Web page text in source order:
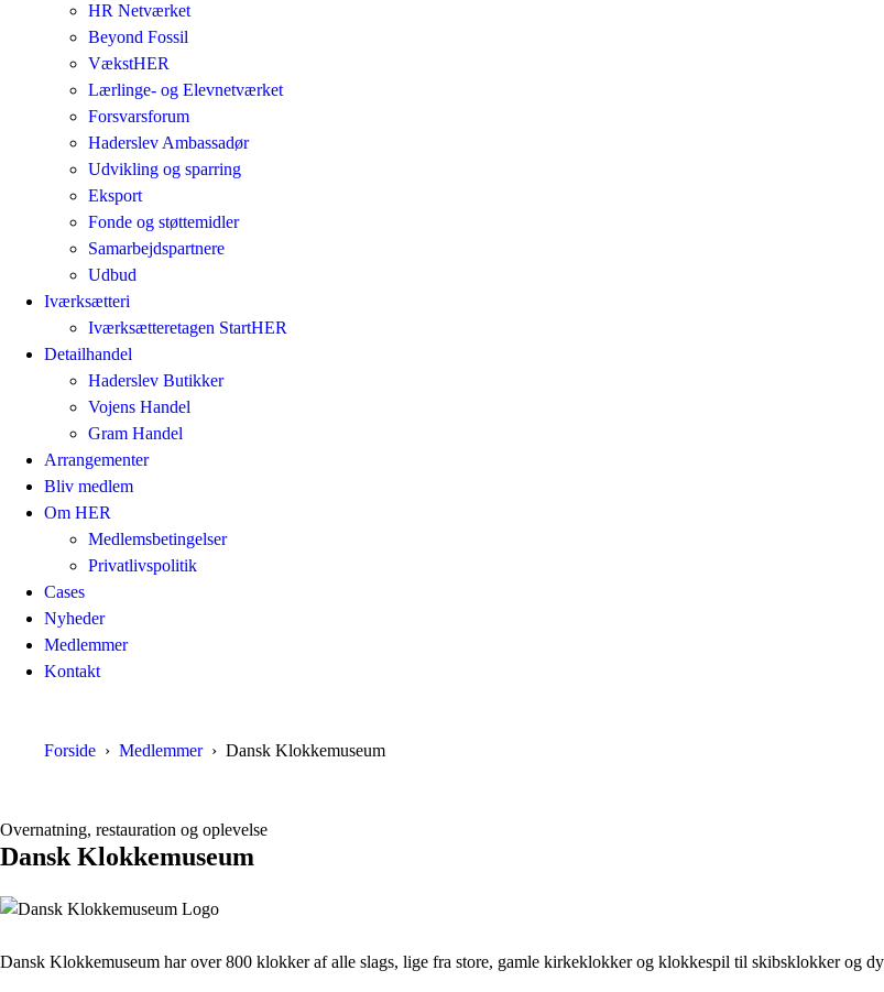
HR Netværket
Beyond Fossil
VækstHER
Lærlinge- og Elevnetværket
Forsvarsforum
Haderslev Ambassadør
Udvikling og sparring
Eksport
Fonde og støttemidler
Samarbejdspartnere
Udbud
Iværksætteri
Iværksætteretagen StartHER
Detailhandel
Haderslev Butikker
Vojens Handel
Gram Handel
Arrangementer
Bliv medlem
Om HER
Medlemsbetingelser
Privatlivspolitik
Cases
Nyheder
Medlemmer
Kontakt
Forside Medlemmer Dansk Klokkemuseum
Overnatning, restauration og oplevelse
Dansk Klokkemuseum
Dansk Klokkemuseum har over 800 klokker af alle slags, lige fra store, gamle kirkeklokker og klokkespil til skibsklokker og